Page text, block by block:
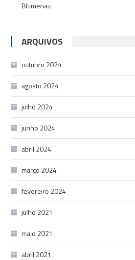
Blumenau
ARQUIVOS
outubro 2024
agosto 2024
julho 2024
junho 2024
abril 2024
março 2024
fevereiro 2024
julho 2021
maio 2021
abril 2021